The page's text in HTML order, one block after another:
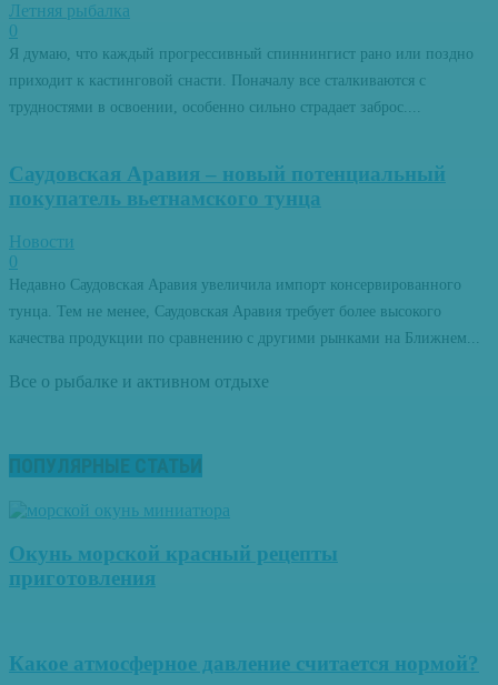
Летняя рыбалка
0
Я думаю, что каждый прогрессивный спиннингист рано или поздно
приходит к кастинговой снасти. Поначалу все сталкиваются с
трудностями в освоении, особенно сильно страдает заброс....
Саудовская Аравия – новый потенциальный
покупатель вьетнамского тунца
Новости
0
Недавно Саудовская Аравия увеличила импорт консервированного
тунца. Тем не менее, Саудовская Аравия требует более высокого
качества продукции по сравнению с другими рынками на Ближнем...
Все о рыбалке и активном отдыхе
ПОПУЛЯРНЫЕ СТАТЬИ
Окунь морской красный рецепты
приготовления
Какое атмосферное давление считается нормой?